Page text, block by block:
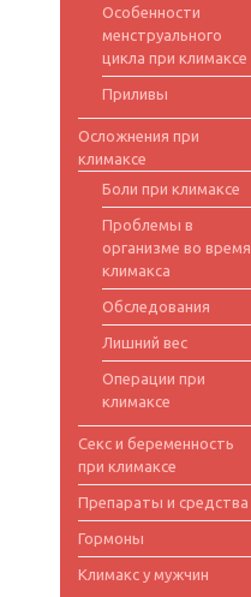
Особенности
менструального
цикла при климаксе
Приливы
Осложнения при
климаксе
Боли при климаксе
Проблемы в
организме во время
климакса
Обследования
Лишний вес
Операции при
климаксе
Секс и беременность
при климаксе
Препараты и средства
Гормоны
Климакс у мужчин